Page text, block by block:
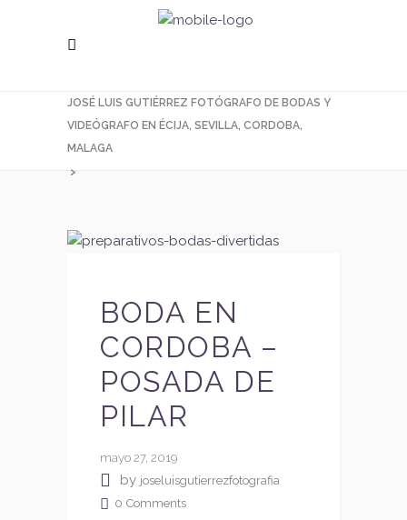
JOSÉ LUIS GUTIÉRREZ FOTÓGRAFO DE BODAS Y
VIDEÓGRAFO EN ÉCIJA, SEVILLA, CORDOBA,
MALAGA
>
BODA EN
CORDOBA –
POSADA DE
PILAR
mayo 27, 2019
by joseluisgutierrezfotografia
0 Comments